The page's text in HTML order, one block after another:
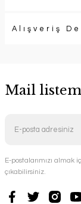
Alışveriş
Mail
E-postalarımızı
çıkabilirsiniz.